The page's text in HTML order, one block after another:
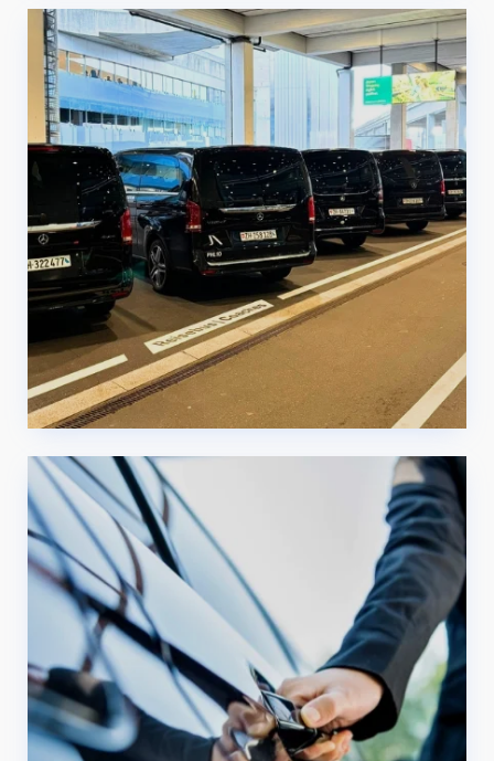
Servicio de traslado en
limusina en Basilea
Servicio de traslado en
limusina en Memmingen